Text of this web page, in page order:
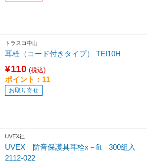
トラスコ中山
耳栓（コード付きタイプ） TEI10H
¥110 (税込)
ポイント：11
お取り寄せ
UVEX社
UVEX 防音保護具耳栓x－fit 300組入
2112-022